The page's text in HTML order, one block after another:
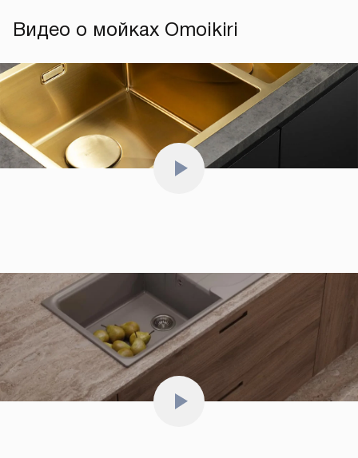
Видео о мойках Omoikiri